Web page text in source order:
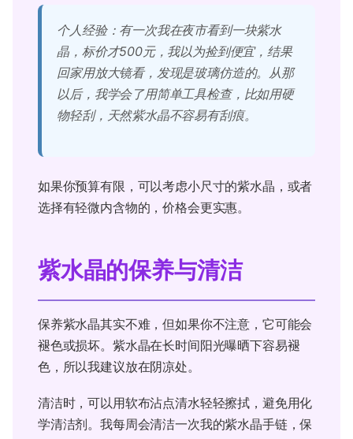
个人经验：有一次我在夜市看到一块紫水
晶，标价才500元，我以为捡到便宜，结果
回家用放大镜看，发现是玻璃仿造的。从那
以后，我学会了用简单工具检查，比如用硬
物轻刮，天然紫水晶不容易有刮痕。
如果你预算有限，可以考虑小尺寸的紫水晶，或者
选择有轻微内含物的，价格会更实惠。
紫水晶的保养与清洁
保养紫水晶其实不难，但如果你不注意，它可能会
褪色或损坏。紫水晶在长时间阳光曝晒下容易褪
色，所以我建议放在阴凉处。
清洁时，可以用软布沾点清水轻轻擦拭，避免用化
学清洁剂。我每周会清洁一次我的紫水晶手链，保